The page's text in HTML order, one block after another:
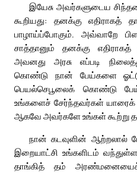
இயேசு அவர்களுடைய
கூறியது: தனக்கு எதிராகத்
பாழாய்ப்போகும். அவ்வாறே
சாத்தானும் தனக்கு
அவனது அரசு எப்படி
கொண்டு நான் பேய்களை
பெயல்செபூலைக் கொண்டு
உங்களைச் சேர்ந்தவர்கள் யாரைக்
ஆகவே அவர்களே உங்கள் கூற்று
நான் கடவுளின் ஆற்றலால்
இறையாட்சி உங்களிடம்
தாங்கித் தம்